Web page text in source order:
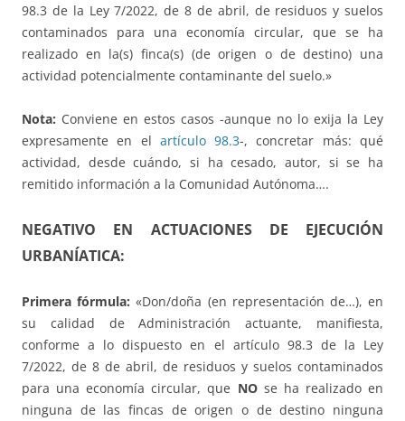
98.3 de la Ley 7/2022, de 8 de abril, de residuos y suelos
contaminados para una economía circular, que se ha
realizado en la(s) finca(s) (de origen o de destino) una
actividad potencialmente contaminante del suelo.»
Nota: Conviene en estos casos -aunque no lo exija la Ley
expresamente en el artículo 98.3-, concretar más: qué
actividad, desde cuándo, si ha cesado, autor, si se ha
remitido información a la Comunidad Autónoma….
NEGATIVO EN ACTUACIONES DE EJECUCIÓN
URBANÍATICA:
Primera fórmula:«Don/doña (en representación de…), en
su calidad de Administración actuante, manifiesta,
conforme a lo dispuesto en el artículo 98.3 de la Ley
7/2022, de 8 de abril, de residuos y suelos contaminados
para una economía circular, que NOse ha realizado en
ninguna de las fincas de origen o de destino ninguna